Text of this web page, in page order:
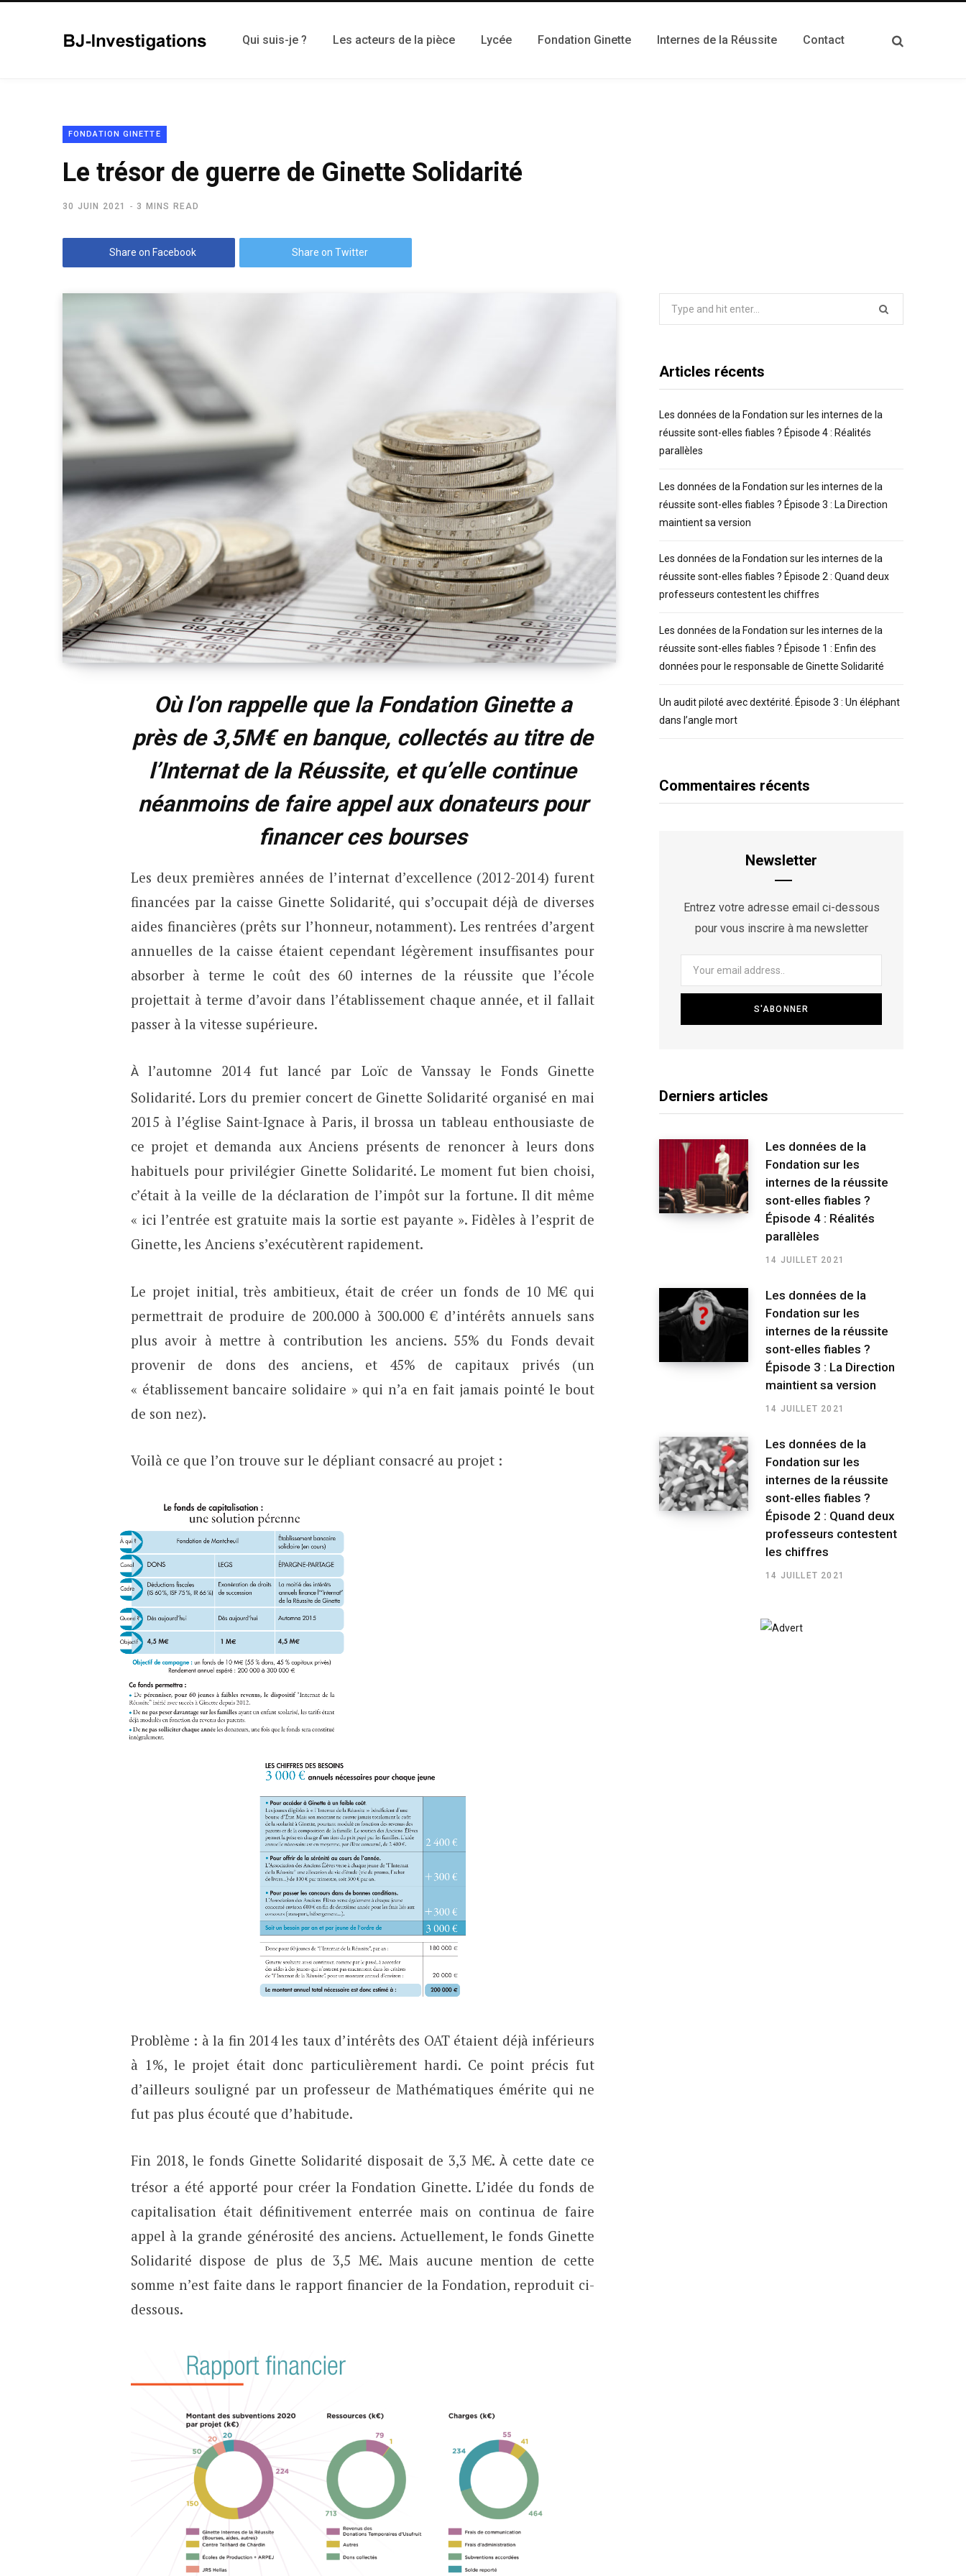
Qui suis-je ? Les acteurs de la pièce Lycée Fondation Ginette Internes de la Réussite Contact
FONDATION GINETTE
Le trésor de guerre de Ginette Solidarité
30 JUIN 2021 3 MINS READ
Share on Facebook Share on Twitter
Où l’on rappelle que la Fondation Ginette a
près de 3,5M€ en banque, collectés au titre de
l’Internat de la Réussite, et qu’elle continue
néanmoins de faire appel aux donateurs pour
financer ces bourses
Les deux premières années de l’internat d’excellence (2012-2014) furent
financées par la caisse Ginette Solidarité, qui s’occupait déjà de diverses
aides financières (prêts sur l’honneur, notamment). Les rentrées d’argent
annuelles de la caisse étaient cependant légèrement insuffisantes pour
absorber à terme le coût des 60 internes de la réussite que l’école
projettait à terme d’avoir dans l’établissement chaque année, et il fallait
passer à la vitesse supérieure.
Àl’automne 2014 fut lancé par Loïc de Vanssay le Fonds Ginette
Solidarité. Lors du premier concert de Ginette Solidarité organisé en mai
2015 à l’église Saint-Ignace à Paris, il brossa un tableau enthousiaste de
ce projet et demanda aux Anciens présents de renoncer à leurs dons
habituels pour privilégier Ginette Solidarité. Le moment fut bien choisi,
c’était à la veille de la déclaration de l’impôt sur la fortune. Il dit même
« ici l’entrée est gratuite mais la sortie est payante ». Fidèles à l’esprit de
Ginette, les Anciens s’exécutèrent rapidement.
Le projet initial, très ambitieux, était de créer un fonds de 10 M€ qui
permettrait de produire de 200.000 à 300.000 € d’intérêts annuels sans
plus avoir à mettre à contribution les anciens. 55% du Fonds devait
provenir de dons des anciens, et 45% de capitaux privés (un
« établissement bancaire solidaire » qui n’a en fait jamais pointé le bout
de son nez).
Voilà ce que l’on trouve sur le dépliant consacré au projet :
Problème : à la fin 2014 les taux d’intérêts des OAT étaient déjà inférieurs
à 1%, le projet était donc particulièrement hardi. Ce point précis fut
d’ailleurs souligné par un professeur de Mathématiques émérite qui ne
fut pas plus écouté que d’habitude.
Fin 2018, le fonds Ginette Solidarité disposait de 3,3 M€.À cette date ce
trésor a été apporté pour créer la Fondation Ginette. L’idée du fonds de
capitalisation était définitivement enterrée mais on continua de faire
appel à la grande générosité des anciens. Actuellement, le fonds Ginette
Solidarité dispose de plus de 3,5 M€. Mais aucune mention de cette
somme n’est faite dans le rapport financier de la Fondation, reproduit ci-
dessous.
Search
Articles récents
Les données de la Fondation sur les internes de la
réussite sont-elles fiables ? Épisode 4 : Réalités
parallèles
Les données de la Fondation sur les internes de la
réussite sont-elles fiables ? Épisode 3 : La Direction
maintient sa version
Les données de la Fondation sur les internes de la
réussite sont-elles fiables ? Épisode 2 : Quand deux
professeurs contestent les chiffres
Les données de la Fondation sur les internes de la
réussite sont-elles fiables ? Épisode 1 : Enfin des
données pour le responsable de Ginette Solidarité
Un audit piloté avec dextérité. Épisode 3 : Un éléphant
dans l’angle mort
Commentaires récents
Newsletter
Entrez votre adresse email ci-dessous
pour vous inscrire à ma newsletter
Derniers articles
Les données de la
Fondation sur les
internes de la réussite
sont-elles fiables ?
Épisode 4 : Réalités
parallèles
14 JUILLET 2021
Les données de la
Fondation sur les
internes de la réussite
sont-elles fiables ?
Épisode 3 : La Direction
maintient sa version
14 JUILLET 2021
Les données de la
Fondation sur les
internes de la réussite
sont-elles fiables ?
Épisode 2 : Quand deux
professeurs contestent
les chiffres
14 JUILLET 2021